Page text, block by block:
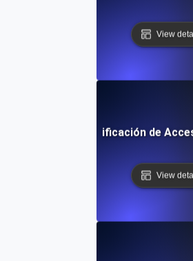
View
Lista de Verificación de
View